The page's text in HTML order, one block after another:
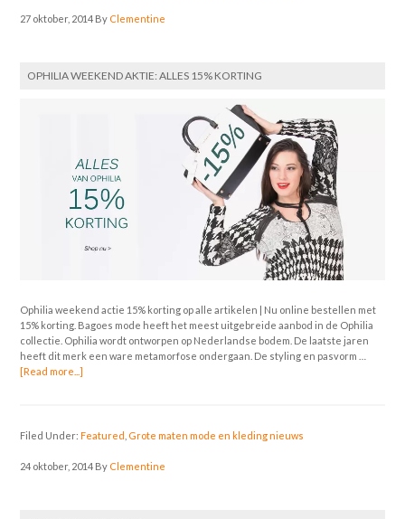
27 oktober, 2014 By Clementine
OPHILIA WEEKEND AKTIE: ALLES 15% KORTING
Ophilia weekend actie 15% korting op alle artikelen | Nu online bestellen met
15% korting. Bagoes mode heeft het meest uitgebreide aanbod in de Ophilia
collectie. Ophilia wordt ontworpen op Nederlandse bodem. De laatste jaren
heeft dit merk een ware metamorfose ondergaan. De styling en pasvorm …
[Read more...]
Filed Under:Featured Grote maten mode en kleding nieuws
24 oktober, 2014 By Clementine